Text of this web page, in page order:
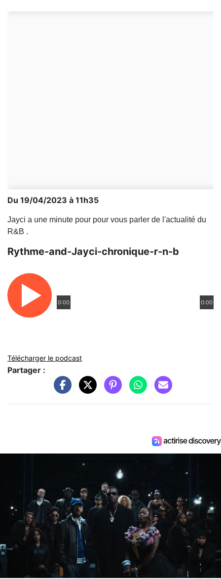
Du 19/04/2023 à 11h35
Jayci a une minute pour pour vous parler de l'actualité du
R&B .
Rythme-and-Jayci-chronique-r-n-b
0:00 0:00
Télécharger le podcast
Partager :